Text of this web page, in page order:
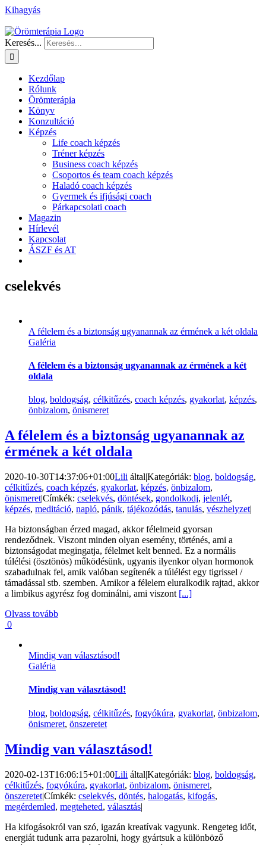
Kihagyás
Keresés...
Kezdőlap
Rólunk
Örömterápia
Könyv
Konzultáció
Képzés
Life coach képzés
Tréner képzés
Business coach képzés
Csoportos és team coach képzés
Haladó coach képzés
Gyermek és ifjúsági coach
Párkapcsolati coach
Magazin
Hírlevél
Kapcsolat
ÁSZF és AT
cselekvés
A félelem és a biztonság ugyanannak az érmének a két oldala
Galéria
A félelem és a biztonság ugyanannak az érmének a két
oldala
blog, boldogság, célkitűzés, coach képzés, gyakorlat, képzés,
önbizalom, önismeret
A félelem és a biztonság ugyanannak az
érmének a két oldala
2020-10-30T14:37:06+01:00Lili által|Kategóriák: blog, boldogság,
célkitűzés, coach képzés, gyakorlat, képzés, önbizalom,
önismeret|Címkék: cselekvés, döntések, gondolkodj, jelenlét,
képzés, meditáció, napló, pánik, tájékozódás, tanulás, vészhelyzet|
Ha biztonságban érzed magad, akkor félelmeid gyorsan
rendeződnek. Viszont minden olyan esemény, történés, ami a
biztonságodat megingatja, félelmet kelt benned. Ez a normális
túlélési (ösztönös) működésünk, ugyanis ilyenkor olyan hormonok
szabadulnak fel, amik valóban segítenék a túlélést egy tigrissel /
támadással stb. szemben. Amikor a félelem eluralkodik rajtad, akkor
a limbikus agyrész fog dominálni, ami viszont [...]
Olvass tovább
0
Mindig van választásod!
Galéria
Mindig van választásod!
blog, boldogság, célkitűzés, fogyókúra, gyakorlat, önbizalom,
önismeret, önszeretet
Mindig van választásod!
2020-02-13T16:06:15+01:00Lili által|Kategóriák: blog, boldogság,
célkitűzés, fogyókúra, gyakorlat, önbizalom, önismeret,
önszeretet|Címkék: cselekvés, döntés, halogatás, kifogás,
megérdemled, megteheted, választás|
Ha kifogásokról van szó, igazán kreatívak vagyunk. Rengeteg időt,
energiát tudunk arra pazarolni, hogy gyártsuk a különböző